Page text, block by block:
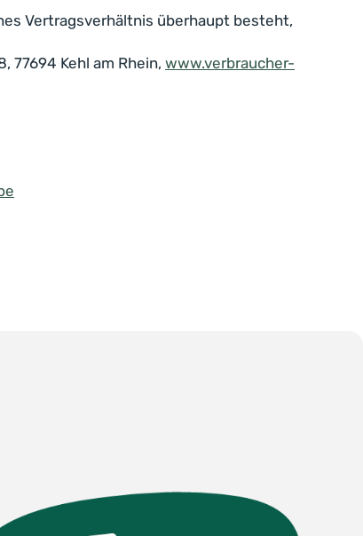
Vertragsverhältnis überhaupt besteht,
77694 Kehl am Rhein, www.verbraucher-